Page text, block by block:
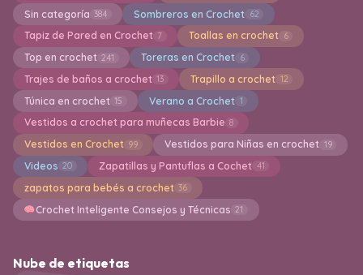
Sin categoría 384 Sombreros en Crochet 62
Tapiz de Pared en Crochet 7 Toallas en crochet 6
Top en crochet 241 Toreras en Crochet 6
Trajes de baños a crochet 13 Trapillo a crochet 12
Túnica en crochet 15 Verano a Crochet 1
Vestidos a crochet para muñecas Barbie 8
Vestidos en Crochet 99 Vestidos para Niñas en crochet 19
Videos 20 Zapatillas y Pantuflas a Cochet 41
zapatos para bebés a crochet 36
Crochet Inteligente Consejos y Técnicas 21
Nube de etiquetas